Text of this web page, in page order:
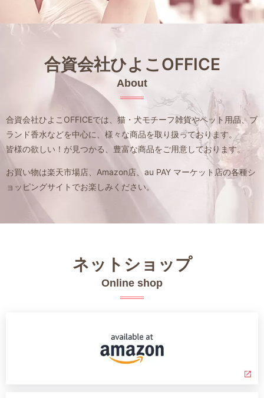
合資会社ひよこOFFICE
About
合資会社ひよこOFFICEでは、猫・犬モチーフ雑貨やペット用品、 ブ
ランド香水などを中心に、様々な商品を取り扱っております。
皆様の欲しい！が見つかる、豊富な商品をご用意しております。
お買い物は楽天市場店、Amazon店、au PAY マーケット店の各種シ
ョッピングサイトでお楽しみください。
ネットショップ
Online shop